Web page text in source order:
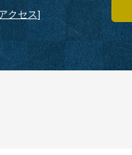
クセス]